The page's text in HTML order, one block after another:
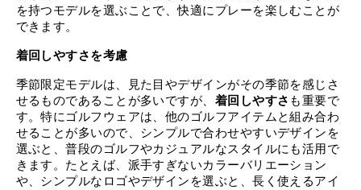
を持つモデルを選ぶことで、快適にプレーを楽しむことが
できます。
着回しやすさを考慮
季節限定モデルは、見た目やデザインがその季節を感じさ
せるものであることが多いですが、 着回しやすさ も重要で
す。特にゴルフウェアは、他のゴルフアイテムと組み合わ
せることが多いので、シンプルで合わせやすいデザインを
選ぶと、普段のゴルフやカジュアルなスタイルにも活用で
きます。たとえば、派手すぎないカラーバリエーション
や、シンプルなロゴやデザインを選ぶと、長く使えるアイ